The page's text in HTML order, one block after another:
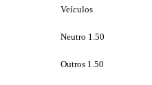
Veículos
Neutro 1.50
Outros 1.50